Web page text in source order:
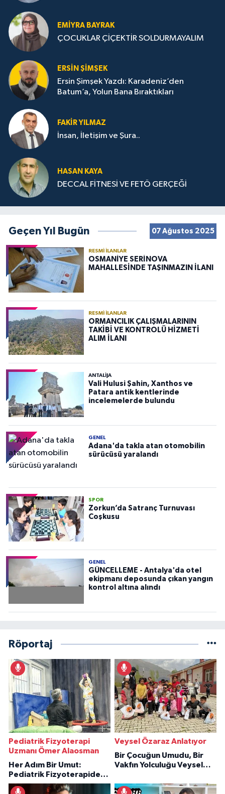
EMIYRA BAYRAK
ÇOCUKLAR ÇİÇEKTİR SOLDURMAYALIM
ERSIN ŞIMŞEK
Ersin Şimşek Yazdı: Karadeniz’den
Batum’a, Yolun Bana Bıraktıkları
FAKIR YILMAZ
İnsan, İletişim ve Şura..
HASAN KAYA
DECCAL FİTNESİ VE FETÖ GERÇEĞİ
Geçen Yıl Bugün 07 Ağustos 2025
RESMI İLANLAR
OSMANİYE SERİNOVA
MAHALLESİNDE TAŞINMAZIN İLANI
RESMI İLANLAR
ORMANCILIK ÇALIŞMALARININ
TAKİBİ VE KONTROLÜ HİZMETİ
ALIM İLANI
ANTALIJA
Vali Hulusi Şahin, Xanthos ve
Patara antik kentlerinde
incelemelerde bulundu
GENEL
Adana'da takla atan otomobilin
sürücüsü yaralandı
SPOR
Zorkun’da Satranç Turnuvası
Coşkusu
GENEL
GÜNCELLEME - Antalya'da otel
ekipmanı deposunda çıkan yangın
kontrol altına alındı
Röportaj
Pediatrik Fizyoterapi
Uzmanı Ömer Alaosman
Her Adım Bir Umut:
Pediatrik Fizyoterapiden
İlham Veren Hikâyeler
Veysel Özaraz Anlatıyor
Bir Çocuğun Umudu, Bir
Vakfın Yolculuğu Veysel